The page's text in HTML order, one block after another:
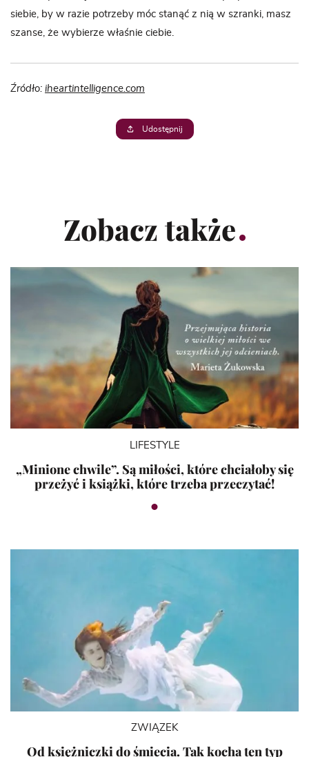
siebie, by w razie potrzeby móc stanąć z nią w szranki, masz
szanse, że wybierze właśnie ciebie.
Źródło: iheartintelligence.com
Udostępnij
Zobacz także
LIFESTYLE
„Minione chwile”. Są miłości, które chciałoby się
przeżyć i książki, które trzeba przeczytać!
ZWIĄZEK
Od księżniczki do śmiecia. Tak kocha ten typ